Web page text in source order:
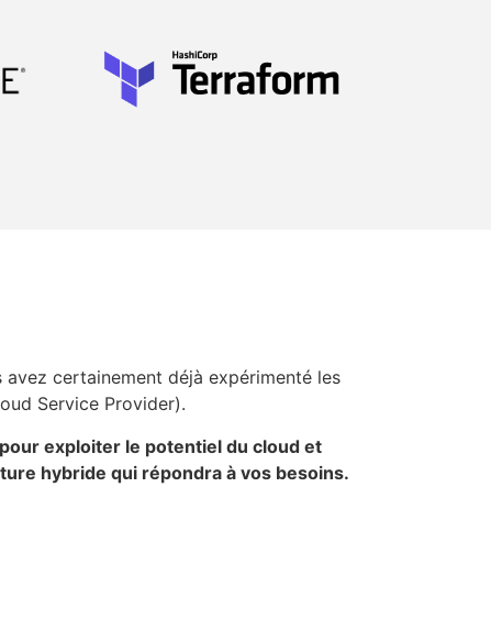
certainement déjà expérimenté les
Service Provider).
exploiter le potentiel du cloud et
hybride qui répondra à vos besoins.